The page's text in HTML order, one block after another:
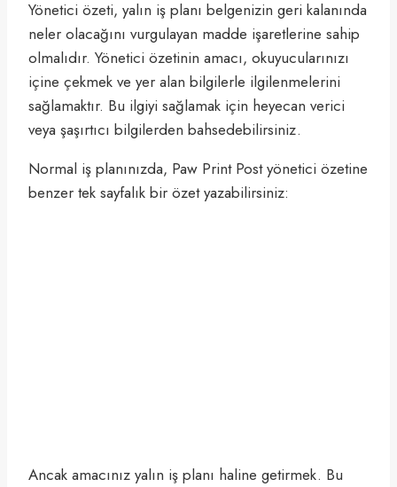
Yönetici özeti, yalın iş planı belgenizin geri kalanında
neler olacağını vurgulayan madde işaretlerine sahip
olmalıdır. Yönetici özetinin amacı, okuyucularınızı
içine çekmek ve yer alan bilgilerle ilgilenmelerini
sağlamaktır. Bu ilgiyi sağlamak için heyecan verici
veya şaşırtıcı bilgilerden bahsedebilirsiniz.
Normal iş planınızda, Paw Print Post yönetici özetine
benzer tek sayfalık bir özet yazabilirsiniz:
Ancak amacınız yalın iş planı haline getirmek. Bu